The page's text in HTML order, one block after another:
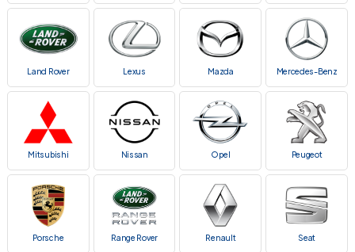
Land Rover Lexus Mazda Mercedes-Benz
Mitsubishi Nissan Opel Peugeot
Porsche Range Rover Renault Seat